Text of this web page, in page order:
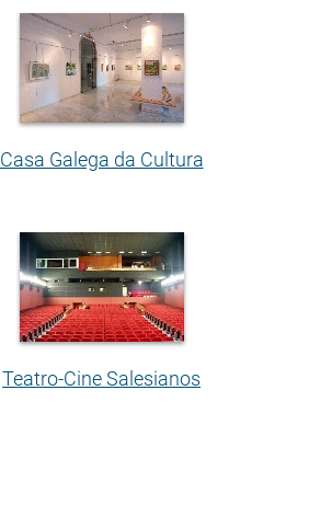
Casa Galega da Cultura
Teatro-Cine Salesianos